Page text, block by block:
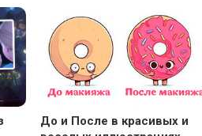
До и После в красивых и